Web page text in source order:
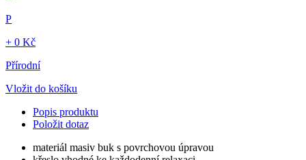
P
+ 0 Kč
Přírodní
Vložit do košíku
Popis produktu
Položit dotaz
materiál masiv buk s povrchovou úpravou